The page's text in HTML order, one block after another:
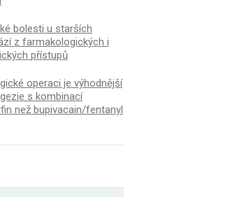
bolesti u starších
z farmakologických i
přístupů
operaci je výhodnější
s kombinací
než bupivacain/fentanyl